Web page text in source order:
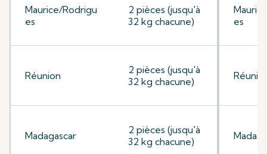
Maurice/Rodrigu
es
2 pièces (jusqu'à
32 kg chacune)
Réunion
2 pièces (jusqu'à
32 kg chacune)
Madagascar
2 pièces (jusqu'à
32 kg chacune)
es